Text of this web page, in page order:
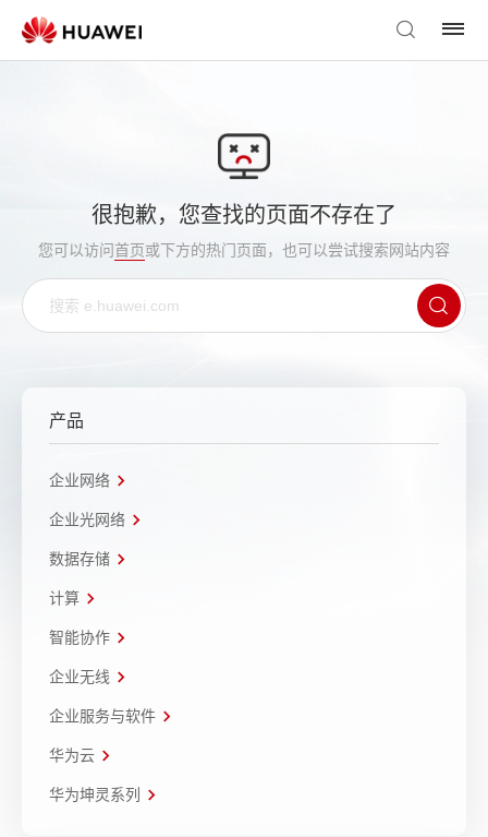
很抱歉，您查找的页面不存在了
您可以访问首页或下方的热门页面，也可以尝试搜索网站内容
产品
企业网络
企业光网络
数据存储
计算
智能协作
企业无线
企业服务与软件
华为云
华为坤灵系列